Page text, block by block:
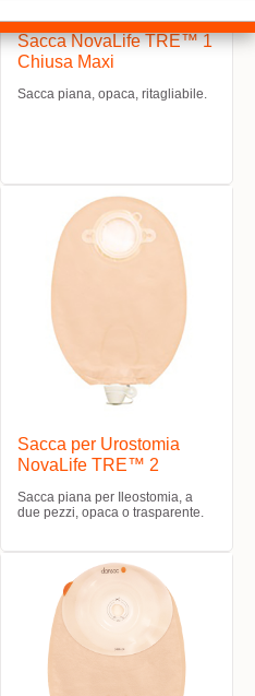
Provalo! È gratis
Sacca NovaLife TRE™ 1
Chiusa Maxi
Sacca piana, opaca, ritagliabile.
Sacca per Urostomia
NovaLife TRE™ 2
Sacca piana per Ileostomia, a
due pezzi, opaca o trasparente.